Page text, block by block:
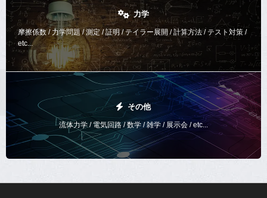
力学
摩擦係数 / 力学問題 / 測定 / 証明 / テイラー展開 / 計算方法 /テスト対策 /
etc...
その他
流体力学 / 電気回路 / 数学 / 雑学 / 展示会 / etc...